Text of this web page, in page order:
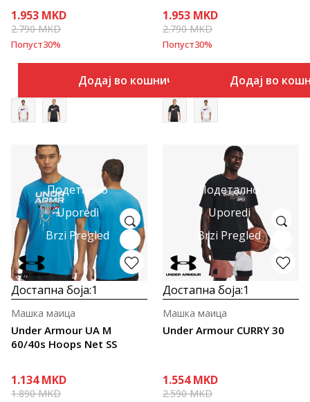
1.953 MKD
2.790MKD
Попуст30%
Додај во кошничка
1.953 MKD
2.790MKD
Попуст30%
Додај во
Подетално
Uporedi
Brzi Pregled
Достапна боја:1
Under Armour UA M
60/40s Hoops Net SS
Машка маица
1.134 MKD
1.890MKD
Подетално
Uporedi
Brzi Pregled
Достапна боја:1
Under Armour CURRY 30
Машка маица
1.554 MKD
2.590MKD